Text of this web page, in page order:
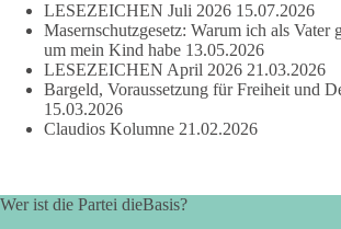
LESEZEICHEN Juli 2026 15.07.2026
Masernschutzgesetz: Warum ich als Vater
um mein Kind habe 13.05.2026
LESEZEICHEN April 2026 21.03.2026
Bargeld, Voraussetzung für Freiheit und
15.03.2026
Claudios Kolumne 21.02.2026
Wer ist die Partei dieBasis?